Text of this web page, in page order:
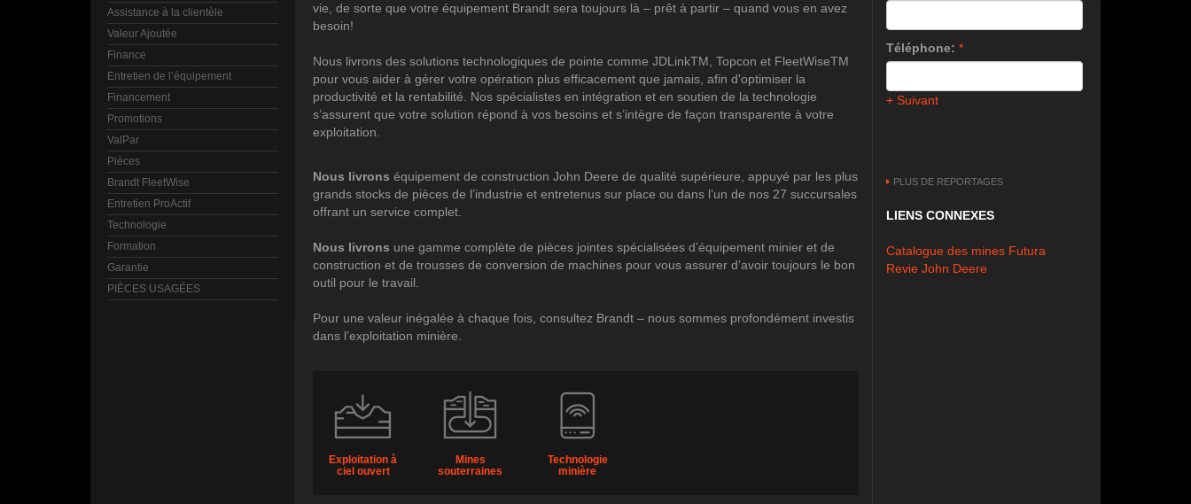
Assistance à la clientèle
Valeur Ajoutée
Finance
Entretien de l’équipement
Financement
Promotions
ValPar
Pièces
Brandt FleetWise
Entretien ProActif
Technologie
Formation
Garantie
PIÈCES USAGÉES
vie, de sorte que votre équipement Brandt sera toujours là – prêt à partir – quand vous en avez
besoin!
Nous livrons des solutions technologiques de pointe comme JDLinkTM, Topcon et FleetWiseTM
pour vous aider à gérer votre opération plus efficacement que jamais, afin d'optimiser la
productivité et la rentabilité. Nos spécialistes en intégration et en soutien de la technologie
s’assurent que votre solution répond à vos besoins et s’intègre de façon transparente à votre
exploitation.
Nous livrons équipement de construction John Deere de qualité supérieure, appuyé par les plus
grands stocks de pièces de l’industrie et entretenus sur place ou dans l’un de nos 27 succursales
offrant un service complet.
Nous livrons une gamme complète de pièces jointes spécialisées d’équipement minier et de
construction et de trousses de conversion de machines pour vous assurer d’avoir toujours le bon
outil pour le travail.
Pour une valeur inégalée à chaque fois, consultez Brandt – nous sommes profondément investis
dans l’exploitation minière.
Exploitation à
ciel ouvert
Mines
souterraines
Technologie
minière
Téléphone: *
+ Suivant
PLUS DE REPORTAGES
LIENS CONNEXES
Catalogue des mines Futura
Revie John Deere